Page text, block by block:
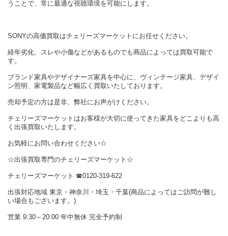
うことで、常に最適な視聴環境を可能にします。
SONYの高価買取はチェリーズマーケットにお任せください。
経年劣化、スレや小傷などがあるものでも商品によっては買取可能で
す。
ブランド家具やデザイナーズ家具を中心に、ヴィンテージ家具、デザイ
ン照明、家電製品など幅広く買取いたしております。
売却予定の方は是非、弊社にお声がけください。
チェリーズマーケットはお客様が大切に使ってきた家具をどこよりも高
く出張買取いたします。
お気軽にお問い合わせください☆
☆出張買取専門のチェリーズマーケット☆
チェリーズマーケット ☎︎0120-319-622
出張対応地域 東京・神奈川・埼玉・千葉(商品によってはご訪問が難し
い場合もございます。)
営業 9:30～20:00 年中無休 完全予約制